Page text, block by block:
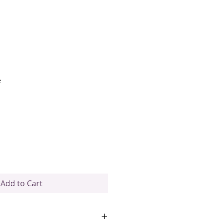
Add to Cart